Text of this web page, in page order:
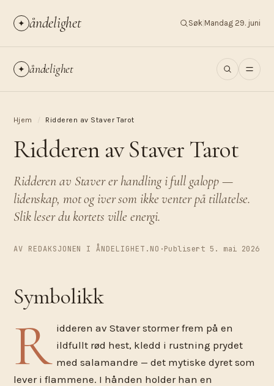
✦ åndelighet Søk Mandag 29. juni
✦ åndelighet
Hjem Ridderen av Staver Tarot
Ridderen av Staver Tarot
Ridderen av Staver er handling i full galopp —
lidenskap, mot og iver som ikke venter på tillatelse.
Slik leser du kortets ville energi.
AV REDAKSJONEN I ÅNDELIGHET.NO ·Publisert 5. mai 2026
Symbolikk
R idderen av Staver stormer frem på en
ildfullt rød hest, kledd i rustning prydet
med salamandre — det mytiske dyret som
lever i flammene. I hånden holder han en